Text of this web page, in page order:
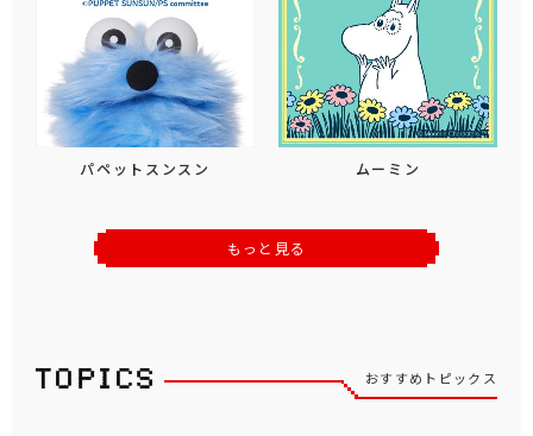
パペットスンスン ムーミン
もっと見る
おすすめトピックス